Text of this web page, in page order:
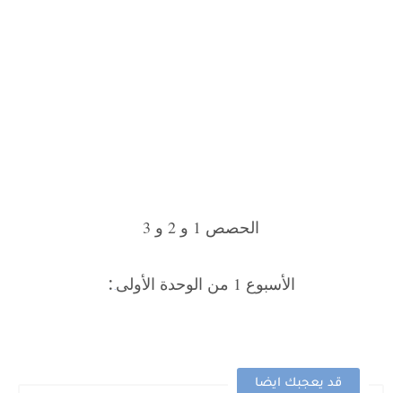
الحصص 1 و 2 و 3
الأسبوع 1 من الوحدة الأولى .
:
قد يعجبك ايضا